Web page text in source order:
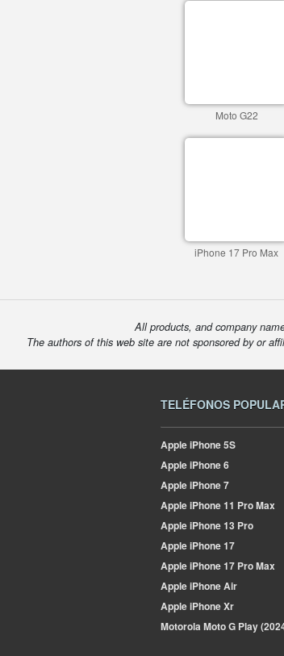
Moto G22
iPhone 17 Pro Max
All products, and company
The authors of this web site are not sponsored by or
TELÉFONOS
AppleiPhone 5S
AppleiPhone 6
AppleiPhone 7
AppleiPhone 11 Pro Max
AppleiPhone 13 Pro
AppleiPhone 17
AppleiPhone 17 Pro Max
AppleiPhone Air
AppleiPhone Xr
MotorolaMoto G Play